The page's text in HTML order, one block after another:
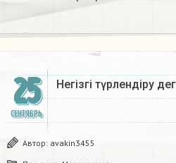
25
СЕНТЯБРЬ
Негізгі түрлендіру
Автор: avakin3455